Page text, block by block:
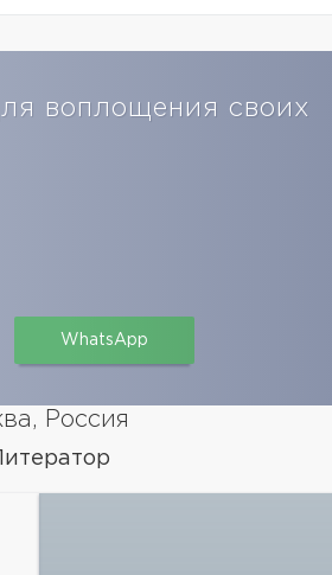
воплощения своих
WhatsApp
Россия